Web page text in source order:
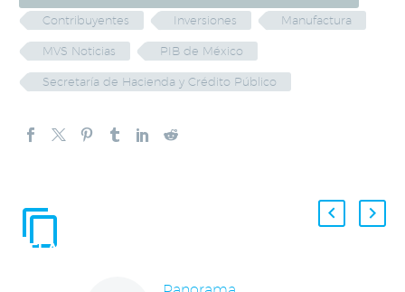
Contribuyentes Inversiones Manufactura
MVS Noticias PIB de México
Secretaría de Hacienda y Crédito Público
RELACIONADAS